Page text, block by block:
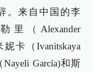
。来自中国的李
（Alexander
卡（Ivanitskaya
García)和斯